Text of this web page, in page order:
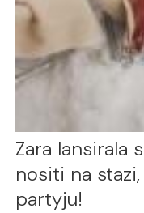
Zara lansirala
nositi na
partyju!